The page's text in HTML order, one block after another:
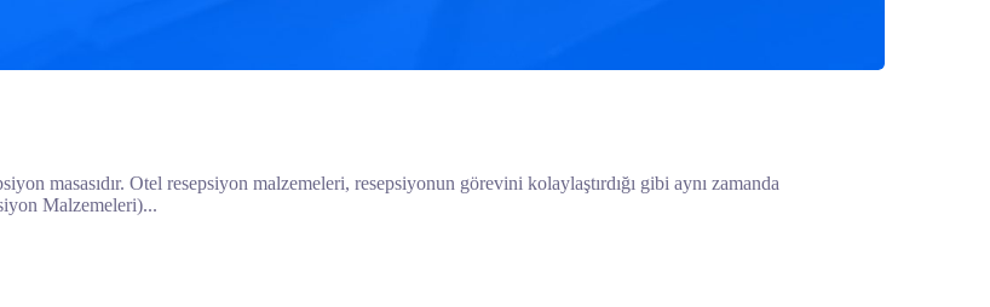
masasıdır. Otel resepsiyon malzemeleri, resepsiyonun görevini kolaylaştırdığı gibi aynı zamanda
Malzemeleri)...